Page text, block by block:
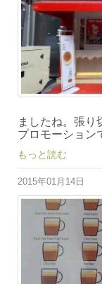
ましたね。張り
プロモーション
もっと読む
2015年01月14日